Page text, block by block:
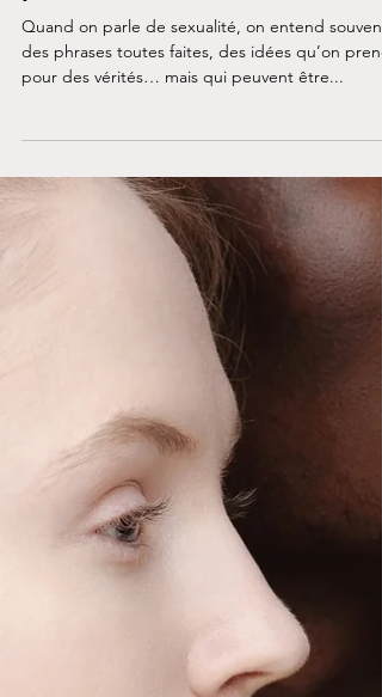
partie
Quand on parle de sexualité, on entend souvent